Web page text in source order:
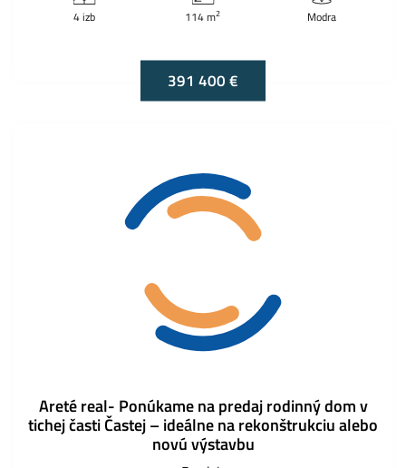
4 izb 114 m2 Modra
391 400 €
Areté real- Ponúkame na predaj rodinný dom v
tichej časti Častej – ideálne na rekonštrukciu alebo
novú výstavbu